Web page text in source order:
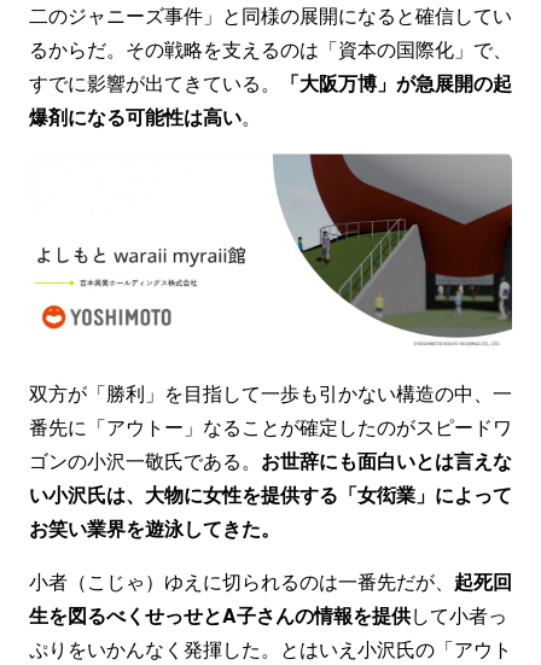
二のジャニーズ事件」と同様の展開になると確信してい
るからだ。その戦略を支えるのは「資本の国際化」で、
すでに影響が出てきている。
「大阪万博」が急展開の起
爆剤になる可能性は高い。
双方が「勝利」を目指して一歩も引かない構造の中、一
番先に「アウトー」なることが確定したのがスピードワ
ゴンの小沢一敬氏である。 お世辞にも面白いとは言えな
い小沢氏は、大物に女性を提供する「女衒業」によって
お笑い業界を遊泳してきた。
小者（こじゃ）ゆえに切られるのは一番先だが、 起死回
生を図るべくせっせとA子さんの情報を提供して小者っ
ぷりをいかんなく発揮した。とはいえ小沢氏の「アウト